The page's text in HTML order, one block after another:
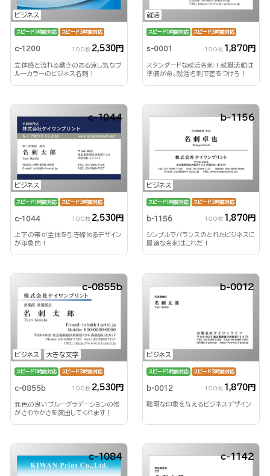
ビジネス
スピード1時間対応 スピード3時間対応
c-1200 100枚 2,530円
立体感と流れる動きのある涼し気なブ
ルーカラーのビジネス名刺！
就活
スピード1時間対応 スピード3時間対応
s-0001 100枚 1,870円
スタンダードな就活名刺！就職活動は
準備が命。就活名刺で差をつけろ！
ビジネス
c-1044
スピード1時間対応 スピード3時間対応
c-1044 100枚 2,530円
上下の帯が全体を引き締めるデザイン
が印象的！
ビジネス
b-1156
スピード1時間対応 スピード3時間対応
b-1156 100枚 1,870円
シンプルでバランスのとれたビジネスに
最適な名刺はこれだ！
ビジネス 大きな文字
c-0855b
スピード1時間対応 スピード3時間対応
c-0855b 100枚 2,530円
発色の良いブルーグラデーションの帯
がさわやかさを演出してくれます！
ビジネス
b-0012
スピード1時間対応 スピード3時間対応
b-0012 100枚 1,870円
聡明な印象を与えるビジネスデザイン
c-1084 c-1142